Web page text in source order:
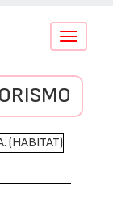
Conmutar